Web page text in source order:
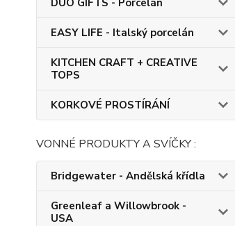
DUO GIFTS - Porcelán
EASY LIFE - Italský porcelán
KITCHEN CRAFT + CREATIVE
TOPS
KORKOVÉ PROSTÍRÁNÍ
VONNÉ PRODUKTY A SVÍČKY :
Bridgewater - Andělská křídla
Greenleaf a Willowbrook -
USA